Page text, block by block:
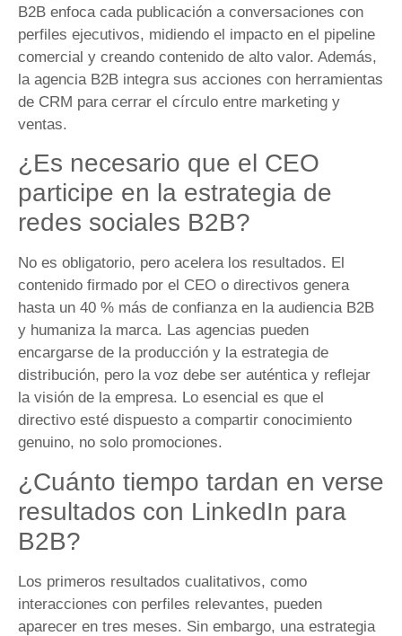
B2B enfoca cada publicación a conversaciones con
perfiles ejecutivos, midiendo el impacto en el pipeline
comercial y creando contenido de alto valor. Además,
la agencia B2B integra sus acciones con herramientas
de CRM para cerrar el círculo entre marketing y
ventas.
¿Es necesario que el CEO
participe en la estrategia de
redes sociales B2B?
No es obligatorio, pero acelera los resultados. El
contenido firmado por el CEO o directivos genera
hasta un 40 % más de confianza en la audiencia B2B
y humaniza la marca. Las agencias pueden
encargarse de la producción y la estrategia de
distribución, pero la voz debe ser auténtica y reflejar
la visión de la empresa. Lo esencial es que el
directivo esté dispuesto a compartir conocimiento
genuino, no solo promociones.
¿Cuánto tiempo tardan en verse
resultados con LinkedIn para
B2B?
Los primeros resultados cualitativos, como
interacciones con perfiles relevantes, pueden
aparecer en tres meses. Sin embargo, una estrategia